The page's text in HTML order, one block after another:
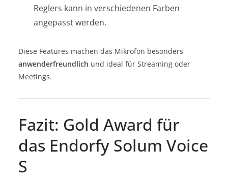
Reglers kann in verschiedenen Farben
angepasst werden.
Diese Features machen das Mikrofon besonders
anwenderfreundlich und ideal für Streaming oder
Meetings.
Fazit: Gold Award für
das Endorfy Solum Voice
S